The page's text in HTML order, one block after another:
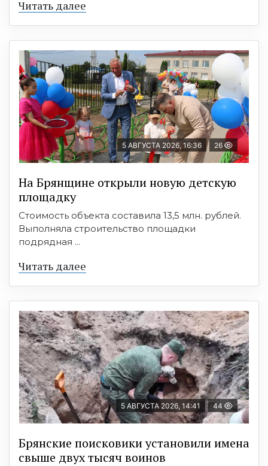
Читать далее
5 АВГУСТА 2026, 16:36 26
На Брянщине открыли новую детскую
площадку
Стоимость объекта составила 13,5 млн. рублей.
Выполняла строительство площадки
подрядная ...
Читать далее
5 АВГУСТА 2026, 14:41 44
Брянские поисковики установили имена
свыше двух тысяч воинов